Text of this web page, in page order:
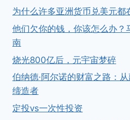
为什么许多亚洲货币兑美元都
他们欠你的钱，你该怎么办？
南
烧光800亿后，元宇宙梦碎
伯纳德·阿尔诺的财富之路：
缔造者
定投vs一次性投资